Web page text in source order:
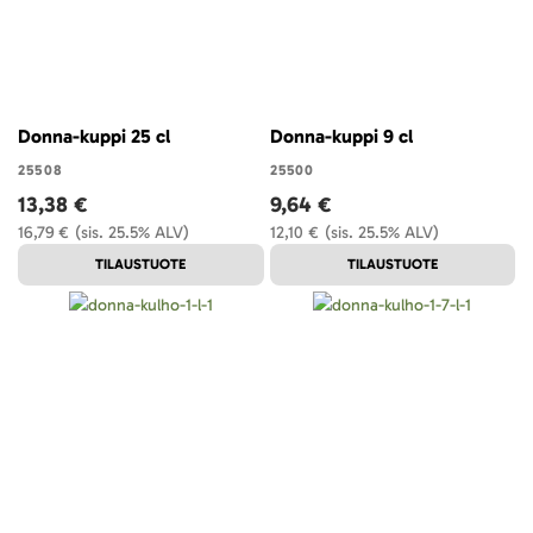
Donna-kuppi 25 cl
25508
(sis. 25.5% ALV)
16,79 €
13,38 €
TILAUSTUOTE
Donna-kuppi 9 cl
25500
(sis. 25.5% ALV)
12,10 €
9,64 €
TILAUSTUOTE